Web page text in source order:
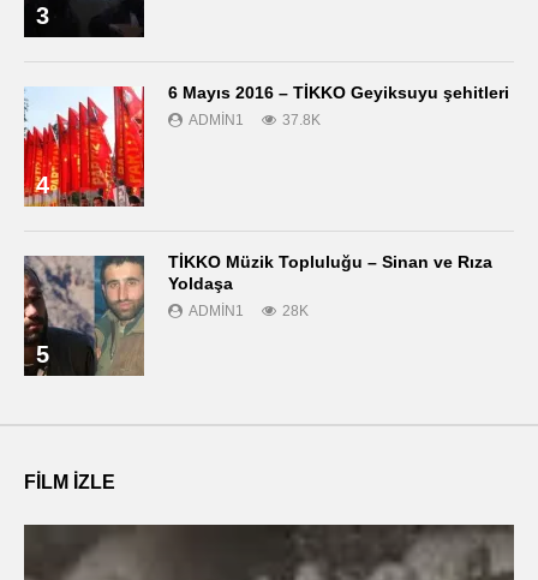
3
4
6 Mayıs 2016 – TİKKO Geyiksuyu şehitleri
ADMIN1 37.8K
5
TİKKO Müzik Topluluğu – Sinan ve Rıza
Yoldaşa
ADMIN1 28K
FILM IZLE